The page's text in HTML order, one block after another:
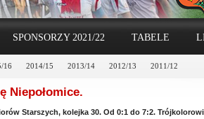
16 2014/15 2013/14 2012/13 2011/12
SPONSORZY 2021/22 TABELE
Niepołomice.
Starszych, kolejka 30. Od 0:1 do 7:2.